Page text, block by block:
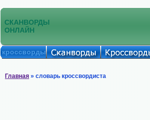
СКАНВОРДЫ
ОНЛАЙН
кроссворды
Главная » словарь кроссвордиста